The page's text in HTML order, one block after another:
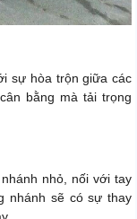
sự hòa trộn giữa các
bằng mà tải trọng
nhỏ, nối với tay
nhánh sẽ có sự thay